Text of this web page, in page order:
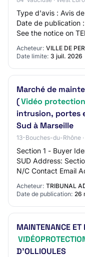
Type d'avis : Avis
Date de
See the notice on
concurrence
Acheteur: VILLE DE
Date limite: 3 juil. 2026
Marché de
(Vidéo protection
intrusion, portes
Sud à Marseille
13-Bouches-du-Rhône
Section 1 - Buyer
SUD Address:
N/C Contact Email
Acheteur: TRIBUNAL
Date de publication: 26
MAINTENANCE
D'OLLIOULES